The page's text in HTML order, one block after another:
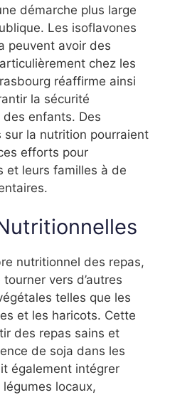
démarche plus large
Les isoflavones
peuvent avoir des
chez les
réaffirme ainsi
la sécurité
enfants. Des
la nutrition pourraient
efforts pour
et leurs familles à de
nutritionnel des repas,
vers d’autres
telles que les
et les haricots. Cette
des repas sains et
de soja dans les
également intégrer
locaux,